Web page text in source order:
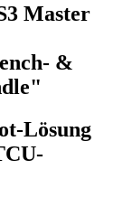
Master
&
Lösung